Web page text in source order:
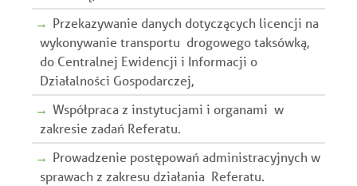
Przekazywanie danych dotyczących licencji na
wykonywanie transportu drogowego taksówką,
do Centralnej Ewidencji i Informacji o
Działalności Gospodarczej,
Współpraca z instytucjami i organami w
zakresie zadań Referatu.
Prowadzenie postępowań administracyjnych w
sprawach z zakresu działania Referatu.